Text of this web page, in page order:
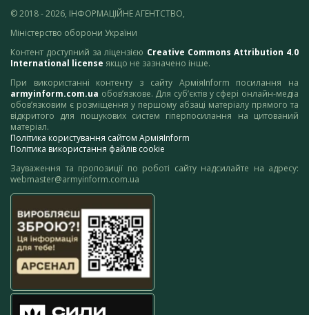
© 2018 - 2026, ІНФОРМАЦІЙНЕ АГЕНТСТВО,
Міністерство оборони України
Контент доступний за ліцензією Creative Commons Attribution 4.0
International license якщо не зазначено інше.
При використанні контенту з сайту АрміяInform посилання на
armyinform.com.ua обов’язкове. Для суб’єктів у сфері онлайн-медіа
обов’язковим є розміщення у першому абзаці матеріалу прямого та
відкритого для пошукових систем гіперпосилання на цитований
матеріал.
Політика користування сайтом АрміяInform
Політика використання файлів cookie
Зауваження та пропозиції по роботі сайту надсилайте на адресу:
webmaster@armyinform.com.ua